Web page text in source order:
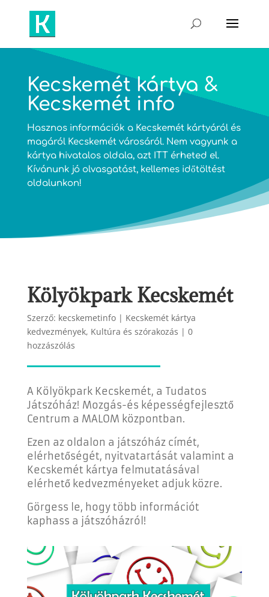
Kecskemét kártya &
Kecskemét info
Hasznos információk a Kecskemét kártyáról és
magáról Kecskemét városáról. Nem vagyunk a
kártya hivatalos oldala, azt ITTérheted el.
Kívánunk jó olvasgatást, kellemes időtöltést
oldalunkon!
Kölyökpark Kecskemét
Szerző: kecskemetinfo| Kecskemét kártya
kedvezmények, Kultúra és szórakozás | 0
hozzászólás
A Kölyökpark Kecskemét, a Tudatos
Játszóház! Mozgás-és képességfejlesztő
Centrum a MALOM központban.
Ezen az oldalon a játszóház címét,
elérhetőségét, nyitvatartását valamint a
Kecskemét kártya felmutatásával
elérhető kedvezményeket adjuk közre.
Görgess le, hogy több információt
kaphass a játszóházról!